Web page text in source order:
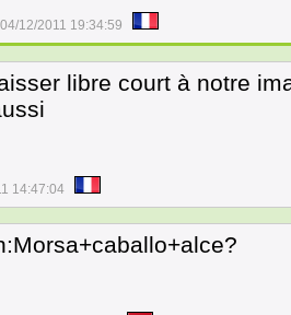
04/12/2011 19:34:59
libre court à notre
14:47:04